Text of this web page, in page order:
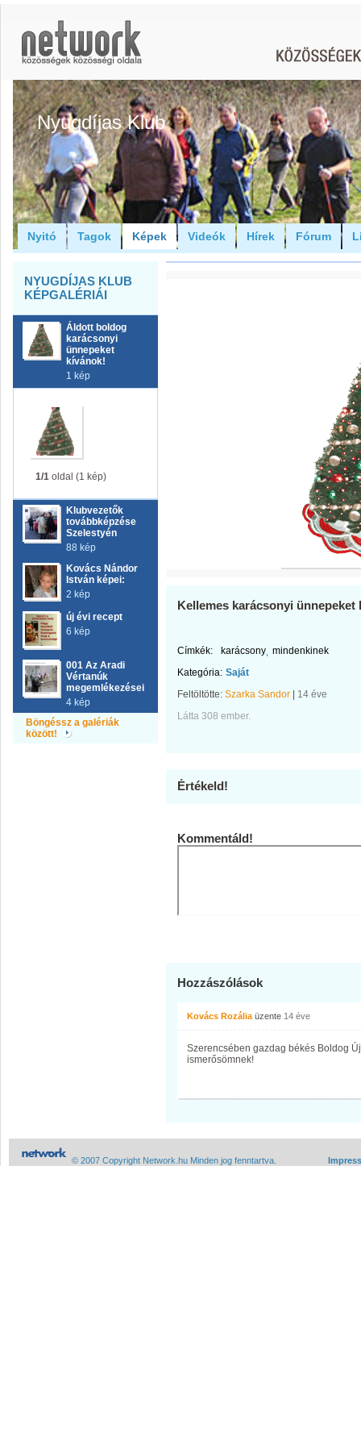
Nyugdíjas Klub
Nyitó Tagok Képek Videók Hírek Fórum
NYUGDÍJAS KLUB
KÉPGALÉRIÁI
Áldott boldog
karácsonyi
ünnepeket
kívánok!
1 kép
1/1 oldal (1 kép)
Klubvezetők
továbbképzése
Szelestyén
88 kép
Kovács Nándor
István képei:
2 kép
új évi recept
6 kép
001 Az Aradi
Vértanúk
megemlékezései
4 kép
Böngéssz a galériák
között!
Kellemes karácsonyi ünnepeket
Címkék: karácsony mindenkinek
Kategória: Saját
Feltöltötte: Szarka Sandor
14 éve
Látta 308 ember.
Értékeld!
Kommentáld!
Hozzászólások
Kovács Rozália üzente 14 éve
Szerencsében gazdag békés Boldog
ismerősömnek!
© 2007 Copyright Network.hu Minden jog fenntartva.